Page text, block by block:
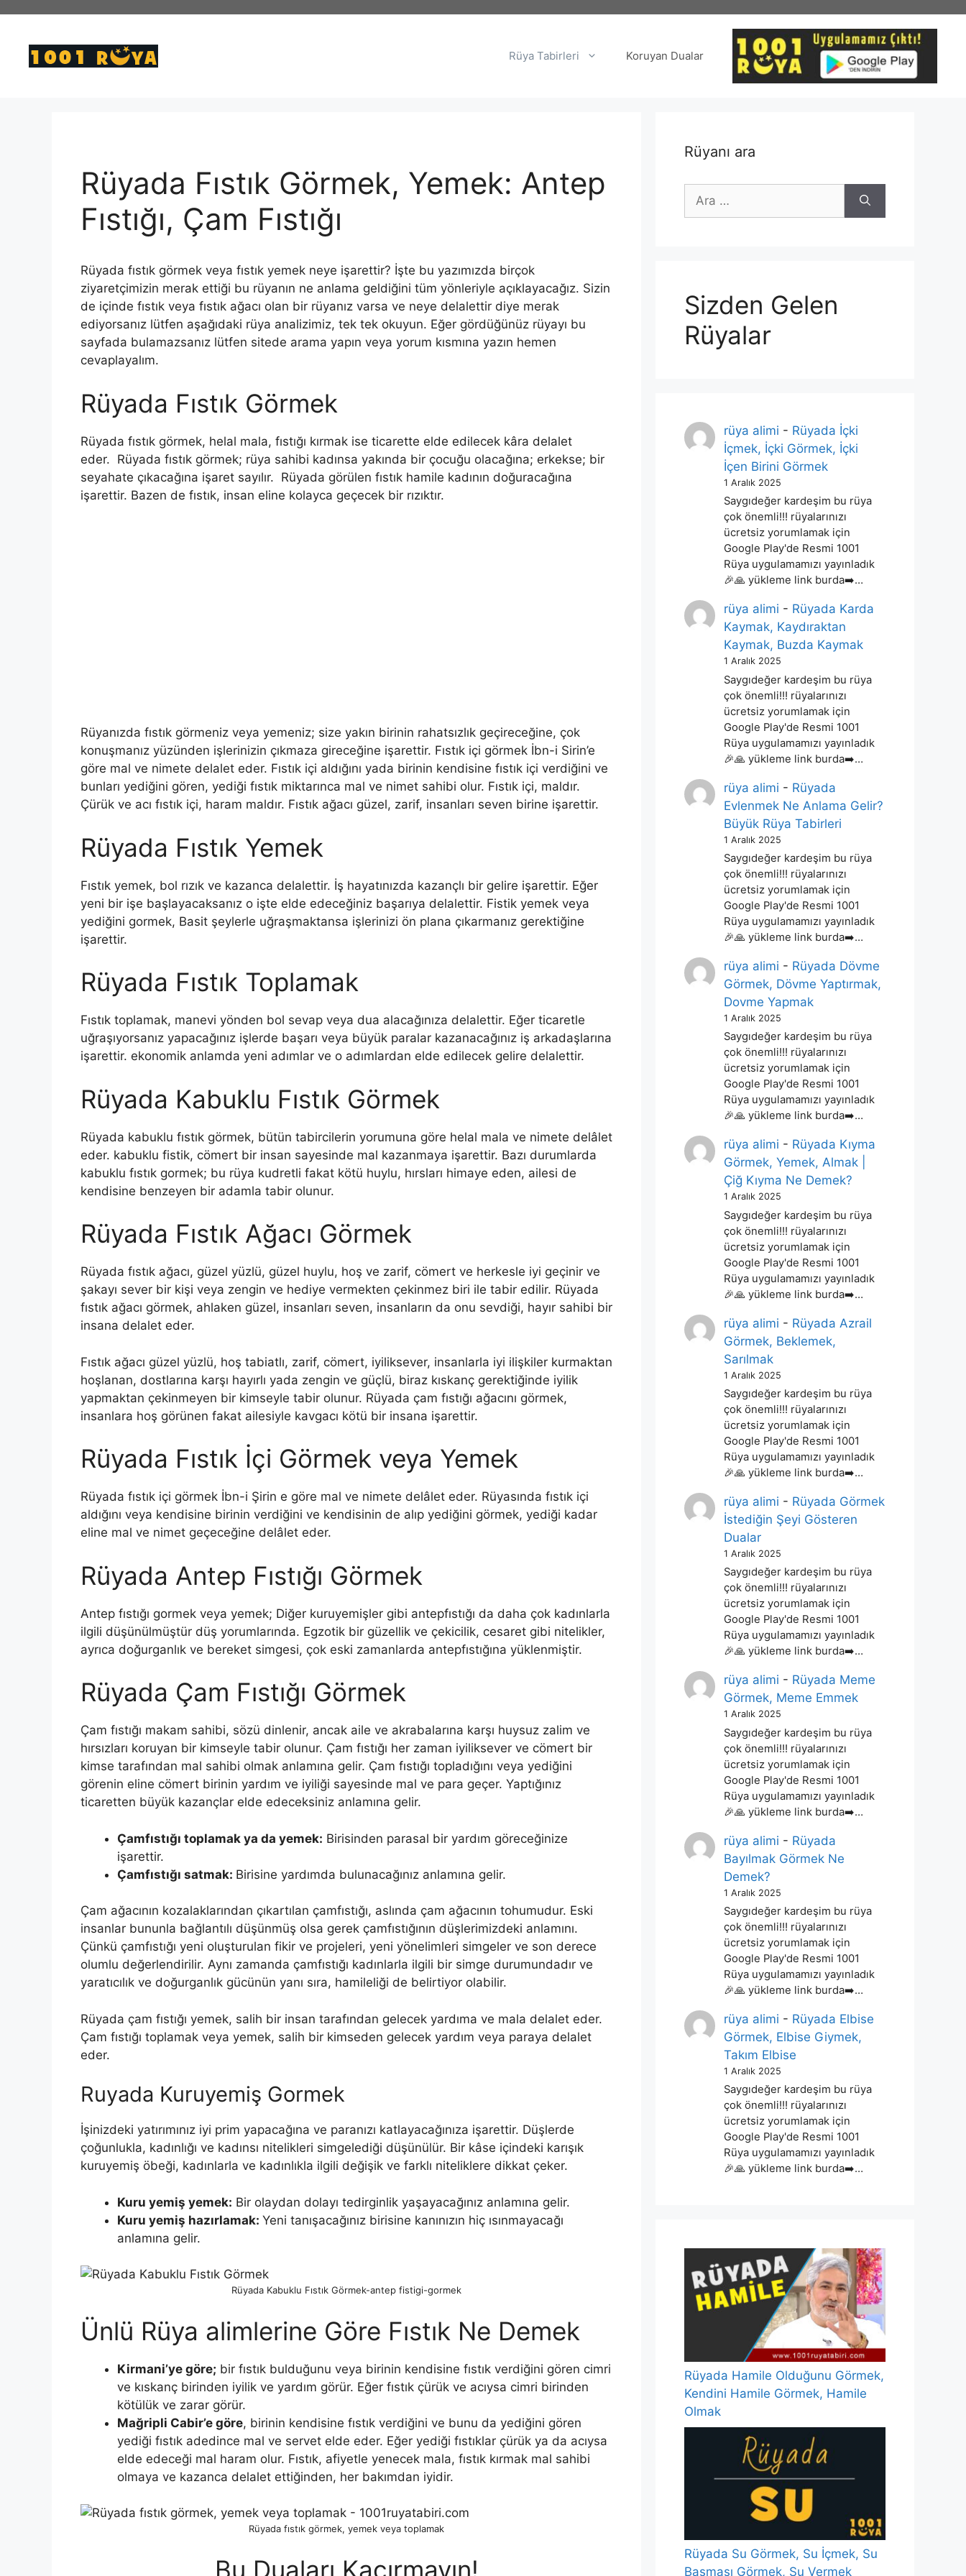
Rüya Tabirleri Koruyan Dualar
Rüyada Fıstık Görmek, Yemek: Antep
Fıstığı, Çam Fıstığı
Rüyada fıstık görmek veya fıstık yemek neye işarettir? İşte bu yazımızda birçok
ziyaretçimizin merak ettiği bu rüyanın ne anlama geldiğini tüm yönleriyle açıklayacağız. Sizin
de içinde fıstık veya fıstık ağacı olan bir rüyanız varsa ve neye delalettir diye merak
ediyorsanız lütfen aşağıdaki rüya analizimiz, tek tek okuyun. Eğer gördüğünüz rüyayı bu
sayfada bulamazsanız lütfen sitede arama yapın veya yorum kısmına yazın hemen
cevaplayalım.
Rüyada Fıstık Görmek
Rüyada fıstık görmek, helal mala, fıstığı kırmak ise ticarette elde edilecek kâra delalet
eder. Rüyada fıstık görmek; rüya sahibi kadınsa yakında bir çocuğu olacağına; erkekse; bir
seyahate çıkacağına işaret sayılır. Rüyada görülen fıstık hamile kadının doğuracağına
işarettir. Bazen de fıstık, insan eline kolayca geçecek bir rızıktır.
Rüyanızda fıstık görmeniz veya yemeniz; size yakın birinin rahatsızlık geçireceğine, çok
konuşmanız yüzünden işlerinizin çıkmaza gireceğine işarettir. Fıstık içi görmek İbn-i Sirin’e
göre mal ve nimete delalet eder. Fıstık içi aldığını yada birinin kendisine fıstık içi verdiğini ve
bunları yedi­ğini gören, yediği fıstık miktarınca mal ve nimet sahibi olur. Fıstık içi, maldır.
Çürük ve acı fıstık içi, haram maldır. Fıstık ağacı güzel, zarif, in­sanları seven birine işarettir.
Rüyada Fıstık Yemek
Fıstık yemek, bol rızık ve kazanca delalettir. İş hayatınızda kazançlı bir gelire işarettir. Eğer
yeni bir işe başlayacaksanız o işte elde edeceğiniz başarıya delalettir. Fistik yemek veya
yediğini gormek, Basit şeylerle uğraşmaktansa işlerinizi ön plana çıkarmanız ge­rektiğine
işarettir.
Rüyada Fıstık Toplamak
Fıstık toplamak, manevi yönden bol sevap veya dua alacağınıza delalettir. Eğer ticaretle
uğraşıyorsanız yapacağınız işlerde başarı veya büyük paralar kazanacağınız iş arkadaşlarına
işarettir. ekonomik anlamda yeni adımlar ve o adımlardan elde edilecek gelire delalettir.
Rüyada Kabuklu Fıstık Görmek
Rüyada kabuklu fıstık görmek, bütün tabircilerin yorumuna göre helal mala ve nimete delâlet
eder. kabuklu fistik, cömert bir insan sayesinde mal kazanmaya işarettir. Bazı durumlarda
kabuklu fıstık gormek; bu rüya kudretli fakat kötü huylu, hırsları himaye eden, ailesi de
kendisine benzeyen bir adamla tabir olunur.
Rüyada Fıstık Ağacı Görmek
Rüyada fıstık ağacı, güzel yüzlü, güzel huylu, hoş ve zarif, cömert ve herkesle iyi geçinir ve
şakayı sever bir kişi veya zengin ve hediye vermekten çekinmez biri ile tabir edilir. Rüyada
fıstık ağacı görmek, ahlaken güzel, insanları seven, insanların da onu sevdiği, hayır sahibi bir
insana delalet eder.
Fıstık ağacı güzel yüzlü, hoş tabiatlı, zarif, cömert, iyi­liksever, insanlarla iyi ilişkiler kurmaktan
hoşlanan, dostlarına karşı hayır­lı yada zengin ve güçlü, biraz kıskanç gerektiğinde iyilik
yapmaktan çekin­meyen bir kimseyle tabir olunur. Rüyada çam fıstığı ağacını görmek,
insanlara hoş görünen fakat ailesiyle kavgacı kötü bir insana işarettir.
Rüyada Fıstık İçi Görmek veya Yemek
Rüyada fıstık içi görmek İbn-i Şirin e göre mal ve nimete delâlet eder. Rüyasında fıstık içi
aldığını veya kendisine birinin verdiğini ve kendisinin de alıp yediğini görmek, yediği kadar
eline mal ve nimet geçeceğine delâlet eder.
Rüyada Antep Fıstığı Görmek
Antep fıstığı gormek veya yemek; Diğer kuruyemişler gibi antepfıstığı da daha çok ka­dınlarla
ilgili düşünülmüştür düş yorumlarında. Egzotik bir güzel­lik ve çekicilik, cesaret gibi nitelikler,
ayrıca doğurganlık ve bere­ket simgesi, çok eski zamanlarda antepfıstığına yüklenmiştir.
Rüyada Çam Fıstığı Görmek
Çam fıstığı makam sahibi, sözü dinlenir, ancak aile ve akrabalarına karşı huysuz zalim ve
hırsızları koruyan bir kimseyle tabir olunur. Çam fıstığı her zaman iyiliksever ve cömert bir
kimse tarafından mal sahibi olmak anlamına gelir. Çam fıstığı topladığını veya yediğini
görenin eline cömert birinin yardım ve iyiliği sayesinde mal ve para geçer. Yaptığınız
ticaretten büyük kazançlar elde edeceksiniz anlamına gelir.
Çamfıstığı toplamak ya da yemek: Birisinden parasal bir yardım göreceğinize
işarettir.
Çamfıstığı satmak: Birisine yardımda bulu­nacağınız anlamına gelir.
Çam ağacının kozalaklarından çıkar­tılan çamfıstığı, aslında çam ağacının tohumudur. Eski
insanlar bununla bağlantılı düşünmüş olsa gerek çamfıstığının düşlerimiz­deki anlamını.
Çünkü çamfıstığı yeni oluşturulan fikir ve proje­leri, yeni yönelimleri simgeler ve son derece
olumlu değerlendi­rilir. Aynı zamanda çamfıstığı kadınlarla ilgili bir simge durumun­dadır ve
yaratıcılık ve doğurganlık gücünün yanı sıra, hamileliği de belirtiyor olabilir.
Rüyada çam fıstığı yemek, salih bir insan tarafından gelecek yardıma ve mala delalet eder.
Çam fıstığı toplamak veya yemek, salih bir kimseden gelecek yardım veya paraya delalet
eder.
Ruyada Kuruyemiş Gormek
İşinizdeki yatırımınız iyi prim yapacağına ve paranızı katlayacağınıza işarettir. Düşlerde
çoğunlukla, kadınlığı ve kadınsı nitelikleri simgelediği düşünülür. Bir kâse içindeki karışık
kuruyemiş öbeği, kadınlarla ve kadınlıkla ilgili değişik ve farklı niteliklere dikkat çe­ker.
Kuru yemiş yemek: Bir olaydan dolayı tedirgin­lik yaşayacağınız anlamına gelir.
Kuru yemiş hazırlamak: Yeni tanışa­cağınız birisine kanınızın hiç ısınmayacağı
anlamına gelir.
Rüyada Kabuklu Fıstık Görmek-antep fistigi-gormek
Ünlü Rüya alimlerine Göre Fıstık Ne Demek
Kirmani’ye göre; bir fıstık bulduğunu veya birinin kendisine fıstık ver­diğini gören cimri
ve kıskanç birinden iyilik ve yardım görür. Eğer fıstık çü­rük ve acıysa cimri birinden
kötülük ve zarar görür.
Mağripli Cabir’e göre, birinin kendisine fıstık verdiğini ve bunu da ye­diğini gören
yediği fıstık adedince mal ve servet elde eder. Eğer yediği fıs­tıklar çürük ya da acıysa
elde edeceği mal haram olur. Fıstık, afiyetle yenecek mala, fıstık kırmak mal sahibi
olmaya ve ka­zanca delalet ettiğinden, her bakımdan iyidir.
Rüyada fıstık görmek, yemek veya toplamak
Bu Duaları Kaçırmayın!
Rüyanı ara
için
Sizden Gelen
Rüyalar
rüya alimi - Rüyada İçki
İçmek, İçki Görmek, İçki
İçen Birini Görmek
1 Aralık 2025
Saygıdeğer kardeşim bu rüya
çok önemli!!! rüyalarınızı
ücretsiz yorumlamak için
Google Play'de Resmi 1001
Rüya uygulamamızı yayınladık
🎉🙏 yükleme link burda➡️…
rüya alimi - Rüyada Karda
Kaymak, Kaydıraktan
Kaymak, Buzda Kaymak
1 Aralık 2025
Saygıdeğer kardeşim bu rüya
çok önemli!!! rüyalarınızı
ücretsiz yorumlamak için
Google Play'de Resmi 1001
Rüya uygulamamızı yayınladık
🎉🙏 yükleme link burda➡️…
rüya alimi - Rüyada
Evlenmek Ne Anlama Gelir?
Büyük Rüya Tabirleri
1 Aralık 2025
Saygıdeğer kardeşim bu rüya
çok önemli!!! rüyalarınızı
ücretsiz yorumlamak için
Google Play'de Resmi 1001
Rüya uygulamamızı yayınladık
🎉🙏 yükleme link burda➡️…
rüya alimi - Rüyada Dövme
Görmek, Dövme Yaptırmak,
Dovme Yapmak
1 Aralık 2025
Saygıdeğer kardeşim bu rüya
çok önemli!!! rüyalarınızı
ücretsiz yorumlamak için
Google Play'de Resmi 1001
Rüya uygulamamızı yayınladık
🎉🙏 yükleme link burda➡️…
rüya alimi - Rüyada Kıyma
Görmek, Yemek, Almak |
Çiğ Kıyma Ne Demek?
1 Aralık 2025
Saygıdeğer kardeşim bu rüya
çok önemli!!! rüyalarınızı
ücretsiz yorumlamak için
Google Play'de Resmi 1001
Rüya uygulamamızı yayınladık
🎉🙏 yükleme link burda➡️…
rüya alimi - Rüyada Azrail
Görmek, Beklemek,
Sarılmak
1 Aralık 2025
Saygıdeğer kardeşim bu rüya
çok önemli!!! rüyalarınızı
ücretsiz yorumlamak için
Google Play'de Resmi 1001
Rüya uygulamamızı yayınladık
🎉🙏 yükleme link burda➡️…
rüya alimi - Rüyada Görmek
İstediğin Şeyi Gösteren
Dualar
1 Aralık 2025
Saygıdeğer kardeşim bu rüya
çok önemli!!! rüyalarınızı
ücretsiz yorumlamak için
Google Play'de Resmi 1001
Rüya uygulamamızı yayınladık
🎉🙏 yükleme link burda➡️…
rüya alimi - Rüyada Meme
Görmek, Meme Emmek
1 Aralık 2025
Saygıdeğer kardeşim bu rüya
çok önemli!!! rüyalarınızı
ücretsiz yorumlamak için
Google Play'de Resmi 1001
Rüya uygulamamızı yayınladık
🎉🙏 yükleme link burda➡️…
rüya alimi - Rüyada
Bayılmak Görmek Ne
Demek?
1 Aralık 2025
Saygıdeğer kardeşim bu rüya
çok önemli!!! rüyalarınızı
ücretsiz yorumlamak için
Google Play'de Resmi 1001
Rüya uygulamamızı yayınladık
🎉🙏 yükleme link burda➡️…
rüya alimi - Rüyada Elbise
Görmek, Elbise Giymek,
Takım Elbise
1 Aralık 2025
Saygıdeğer kardeşim bu rüya
çok önemli!!! rüyalarınızı
ücretsiz yorumlamak için
Google Play'de Resmi 1001
Rüya uygulamamızı yayınladık
🎉🙏 yükleme link burda➡️…
Rüyada Hamile Olduğunu Görmek,
Kendini Hamile Görmek, Hamile
Olmak
Rüyada Su Görmek, Su İçmek, Su
Basması Görmek, Su Vermek